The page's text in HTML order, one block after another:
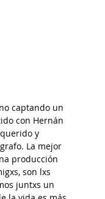
captando un
con Hernán
y
La mejor
producción
son lxs
juntxs un